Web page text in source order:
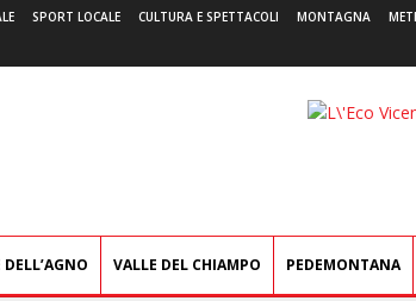
SPORT LOCALE CULTURA E SPETTACOLI MONTAGNA
VALLE DEL CHIAMPO PEDEMONTANA